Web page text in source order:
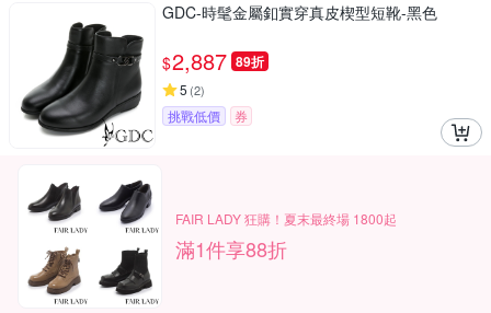
GDC-時髦金屬釦實穿真皮楔型短靴-黑色
$2,887 89折
5 (2)
挑戰低價 券
FAIR LADY 狂購！夏末最終場 1800起
滿1件享88折